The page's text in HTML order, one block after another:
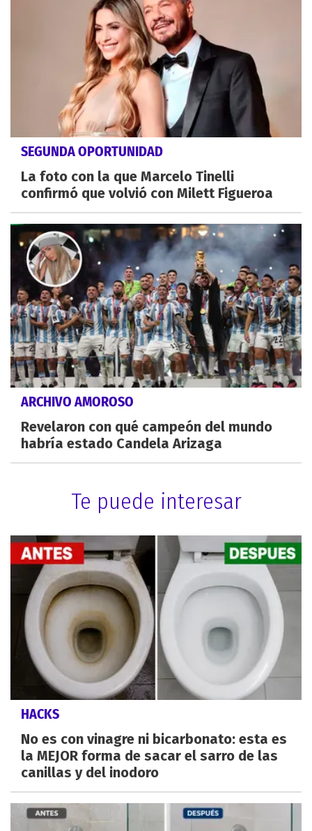
SEGUNDA OPORTUNIDAD
La foto con la que Marcelo Tinelli
confirmó que volvió con Milett Figueroa
ARCHIVO AMOROSO
Revelaron con qué campeón del mundo
habría estado Candela Arizaga
Te puede interesar
HACKS
No es con vinagre ni bicarbonato: esta es
la MEJOR forma de sacar el sarro de las
canillas y del inodoro